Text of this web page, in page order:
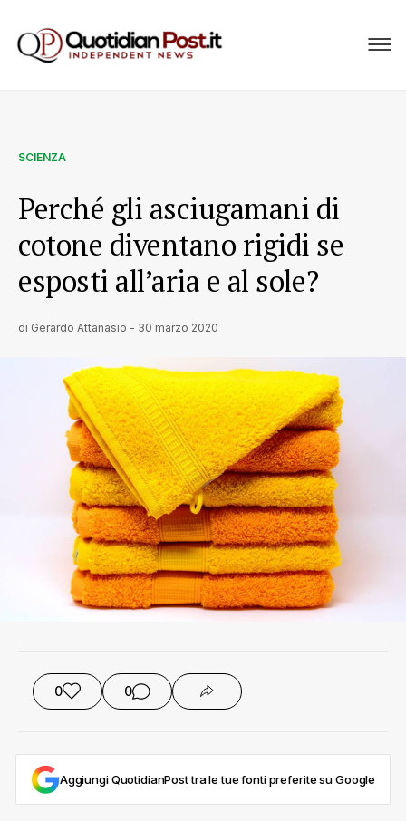
SCIENZA
Perché gli asciugamani di
cotone diventano rigidi se
esposti all’aria e al sole?
di Gerardo Attanasio - 30 marzo 2020
0 0
Aggiungi QuotidianPost tra le tue fonti preferite su Google